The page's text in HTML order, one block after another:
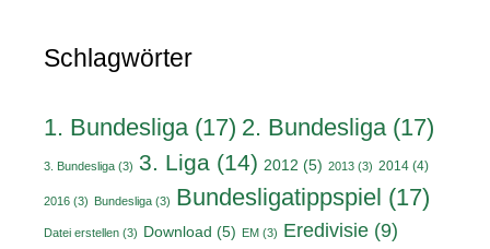
Schlagwörter
1. Bundesliga (17) 2. Bundesliga (17)
3. Bundesliga (3) 3. Liga (14) 2012 (5) 2013 (3) 2014 (4)
2016 (3) Bundesliga (3) Bundesligatippspiel (17)
Datei erstellen (3) Download (5) EM (3) Eredivisie (9)